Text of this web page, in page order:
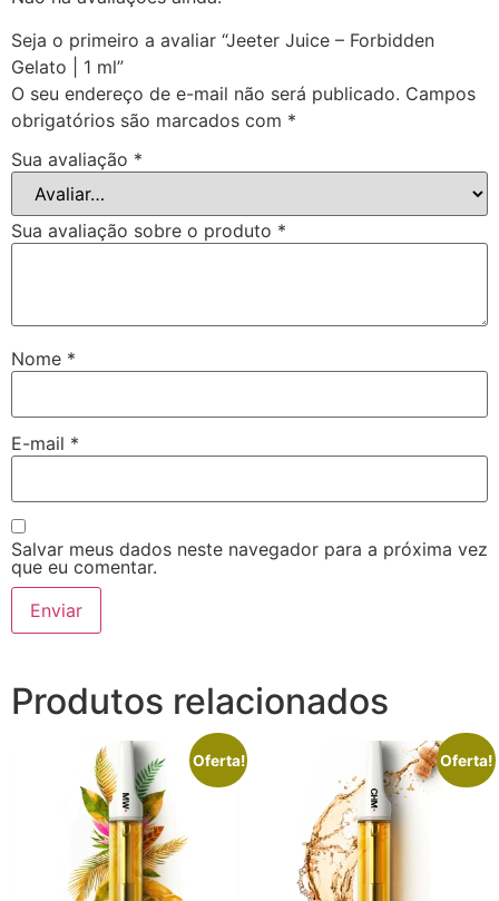
Seja o primeiro a avaliar “Jeeter Juice – Forbidden
Gelato | 1 ml”
O seu endereço de e-mail não será publicado. Campos
obrigatórios são marcados com *
Sua avaliação *
Sua avaliação sobre o produto *
Nome *
E-mail *
Salvar meus dados neste navegador para a próxima vez
que eu comentar.
Produtos relacionados
Oferta! Oferta!